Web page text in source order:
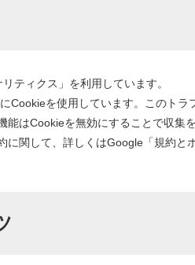
ティクス」を利用しています。
Cookieを使用しています。このトラ
はCookieを無効にすることで収集
に関して、詳しくはGoogle「規約と